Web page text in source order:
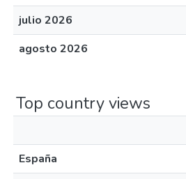
julio 2026
agosto 2026
Top country views
España